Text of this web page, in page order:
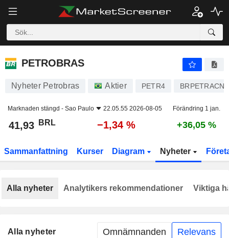
PETROBRAS
PETROBRAS
Nyheter Petrobras Aktier PETR4
Marknaden stängd - Sao Paulo 22.05.55 2026-08-05 Förändring 1 jan.
41,93 BRL −1,34 % +36,05 %
Sammanfattning Kurser Diagram Nyheter
Alla nyheter Omnämnanden Relevans
Alla nyheter Analytikers rekommendationer Viktiga